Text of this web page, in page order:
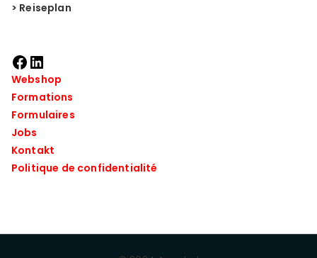
> Reiseplan
Webshop
Formations
Formulaires
Jobs
Kontakt
Politique de confidentialité